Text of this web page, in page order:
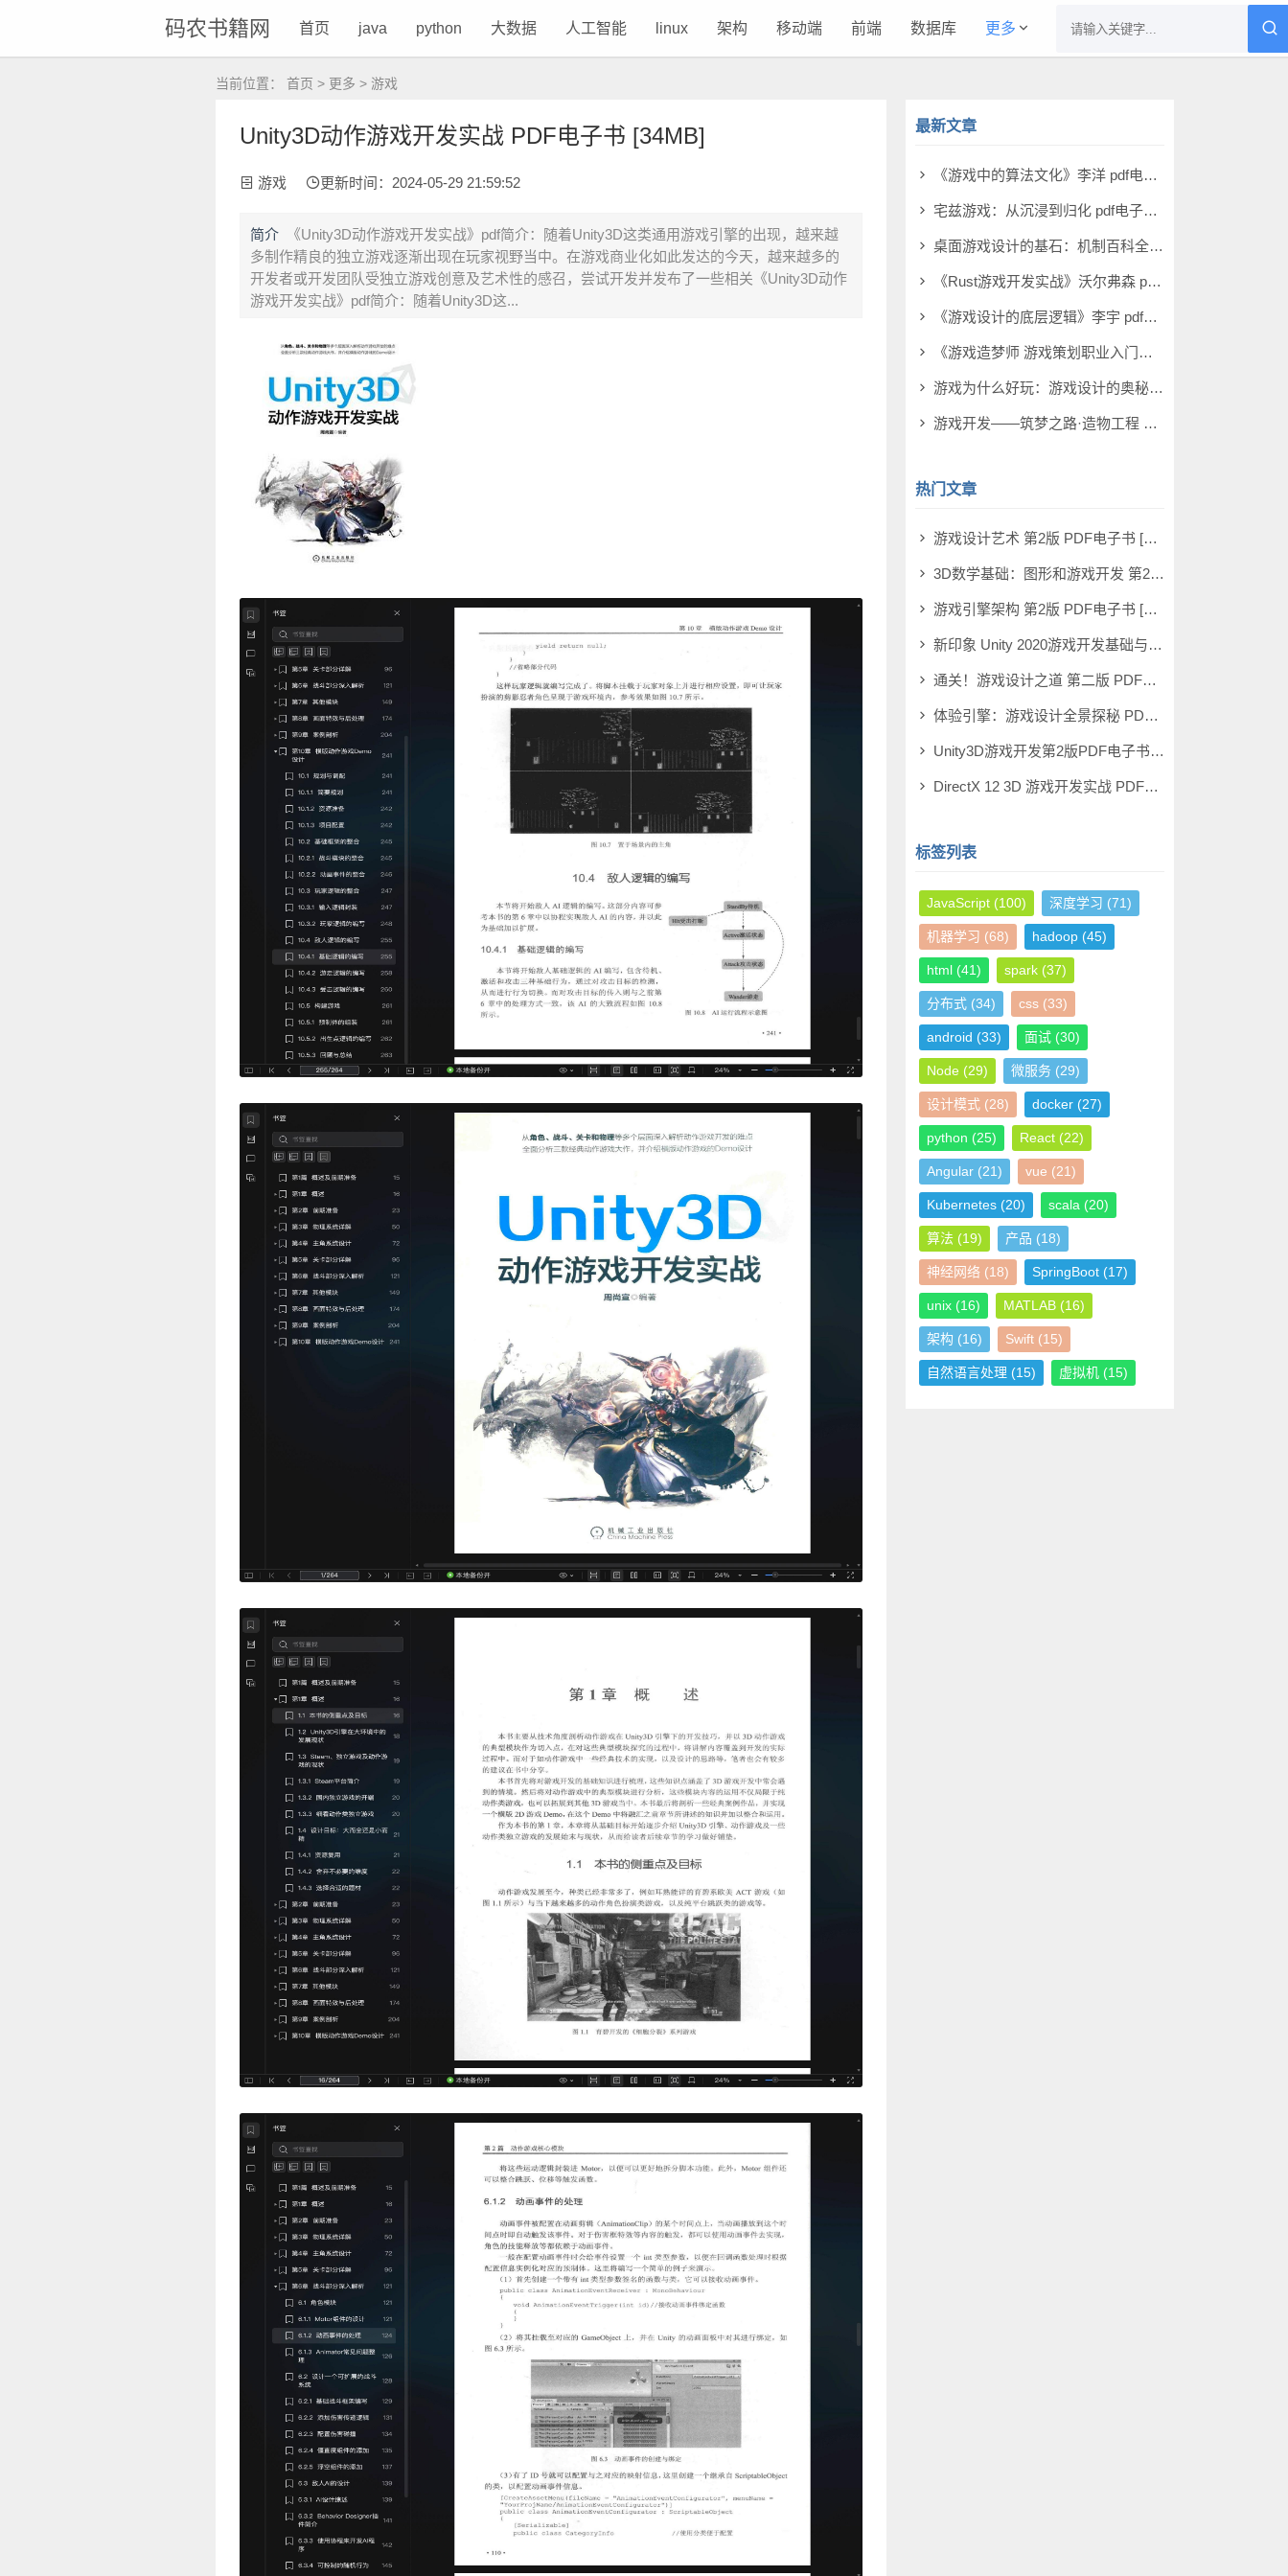
码农书籍网 首页 java python 大数据 人工智能 linux 架构 移动端 前端 数据库 更多
当前位置： 首页 > 更多 > 游戏
Unity3D动作游戏开发实战 PDF电子书 [34MB]
游戏 更新时间：2024-05-29 21:59:52
简介
《Unity3D动作游戏开发实战》pdf简介：随着Unity3D这类通用游戏引擎的出现，越来越
多制作精良的独立游戏逐渐出现在玩家视野当中。在游戏商业化如此发达的今天，越来越多的
开发者或开发团队受独立游戏创意及艺术性的感召，尝试开发并发布了一些相关《Unity3D动作
游戏开发实战》pdf简介：随着Unity3D这...
最新文章
《游戏中的算法文化》李洋 pdf电子书[3MB]
宅兹游戏：从沉浸到归化 pdf电子书[3MB]
桌面游戏设计的基石：机制百科全书 pdf电子书[79MB]
《Rust游戏开发实战》沃尔弗森 pdf电子书[8MB]
《游戏设计的底层逻辑》李宇 pdf电子书[50MB]
《游戏造梦师 游戏策划职业入门教程》何振宇 pdf电子书[118MB]
游戏为什么好玩：游戏设计的奥秘 pdf电子书[160MB]
游戏开发——筑梦之路·造物工程 PDF电子书 [300MB]
热门文章
游戏设计艺术 第2版 PDF电子书 [179MB]
3D数学基础：图形和游戏开发 第2版 PDF电子书 [290MB]
游戏引擎架构 第2版 PDF电子书 [367MB]
新印象 Unity 2020游戏开发基础与实战 PDF电子书 [166MB]
通关！游戏设计之道 第二版 PDF电子书 [69MB]
体验引擎：游戏设计全景探秘 PDF电子书 [60MB]
Unity3D游戏开发第2版PDF电子书 [52MB]
DirectX 12 3D 游戏开发实战 PDF电子书 [211MB]
标签列表
JavaScript (100) 深度学习 (71)
机器学习 (68) hadoop (45)
html (41) spark (37)
分布式 (34) css (33)
android (33) 面试 (30)
Node (29) 微服务 (29)
设计模式 (28) docker (27)
python (25) React (22)
Angular (21) vue (21)
Kubernetes (20) scala (20)
算法 (19) 产品 (18)
神经网络 (18) SpringBoot (17)
unix (16) MATLAB (16)
架构 (16) Swift (15)
自然语言处理 (15) 虚拟机 (15)